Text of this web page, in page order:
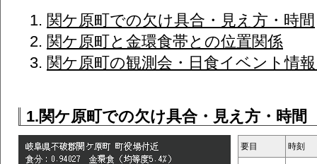
関ケ原町での欠け具合・見え方・時間
関ケ原町と金環食帯との位置関係
関ケ原町の観測会・日食イベント情
1.関ケ原町での欠け具合・見え方・時間
要目 時刻